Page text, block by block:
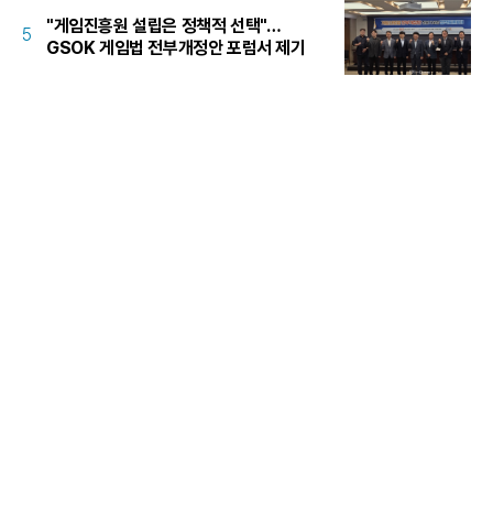
5
"게임진흥원 설립은 정책적 선택"…
GSOK 게임법 전부개정안 포럼서 제기